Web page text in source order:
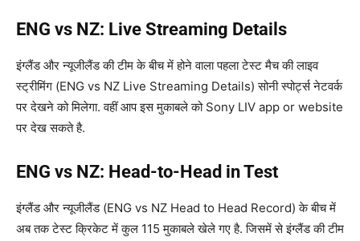
ENG vs NZ: Live Streaming Details
इंग्लैंड और न्यूजीलैंड की टीम के बीच में होने वाला पहला टेस्ट मैच की लाइव
स्ट्रीमिंग (ENG vs NZ Live Streaming Details) सोनी स्पोर्ट्स नेटवर्क
पर देखने को मिलेगा. वहीं आप इस मुकाबले को Sony LIV app or website
पर देख सकते है.
ENG vs NZ: Head-to-Head in Test
इंग्लैंड और न्यूजीलैंड (ENG vs NZ Head to Head Record) के बीच में
अब तक टेस्ट क्रिकेट में कुल 115 मुकाबले खेले गए है. जिसमें से इंग्लैंड की टीम